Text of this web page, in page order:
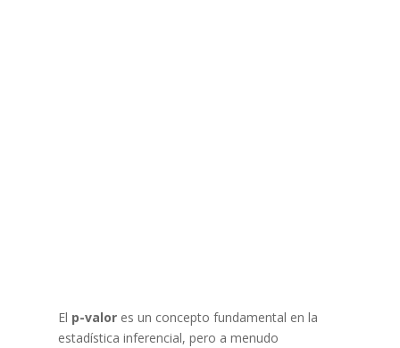
El p-valores un concepto fundamental en la
estadística inferencial, pero a menudo